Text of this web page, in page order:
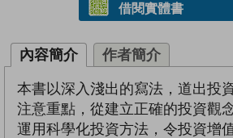
借閱實體書
內容簡介 作者簡介
本書以深入淺出的寫法，道出投
注意重點，從建立正確的投資觀
運用科學化投資方法，令投資增